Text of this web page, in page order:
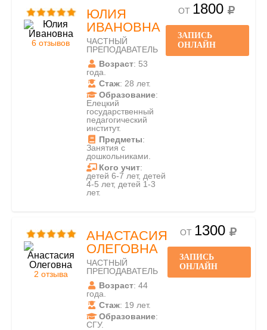
6 отзывов
ЮЛИЯ
ИВАНОВНА
ЧАСТНЫЙ
ПРЕПОДАВАТЕЛЬ
Возраст: 53
года.
Стаж: 28 лет.
Образование:
Елецкий
государственный
педагогический
институт.
Предметы:
Занятия с
дошкольниками.
Кого учит:
детей 6-7 лет, детей
4-5 лет, детей 1-3
лет.
ОТ 1800
ЗАПИСЬ
ОНЛАЙН
2 отзыва
АНАСТАСИЯ
ОЛЕГОВНА
ЧАСТНЫЙ
ПРЕПОДАВАТЕЛЬ
Возраст: 44
года.
Стаж: 19 лет.
Образование:
СГУ.
ОТ 1300
ЗАПИСЬ
ОНЛАЙН